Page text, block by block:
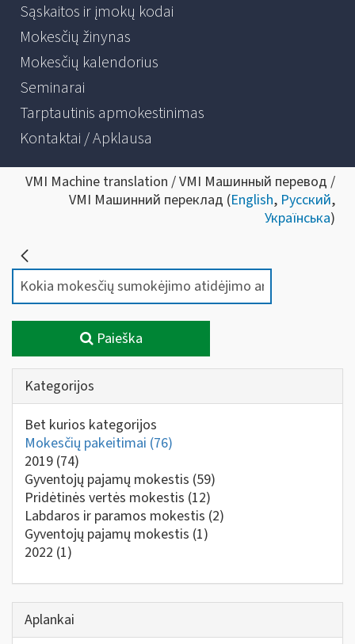
Sąskaitos ir įmokų kodai
Mokesčių žinynas
Mokesčių kalendorius
Seminarai
Tarptautinis apmokestinimas
Kontaktai / Apklausa
VMI Machine translation / VMI Машинный перевод /
VMI Машинний переклад (English, Русский,
Українська)
Paieška
Kategorijos
Bet kurios kategorijos
Mokesčių pakeitimai (76)
2019 (74)
Gyventojų pajamų mokestis (59)
Pridėtinės vertės mokestis (12)
Labdaros ir paramos mokestis (2)
Gyventojų pajamų mokestis (1)
2022 (1)
Aplankai